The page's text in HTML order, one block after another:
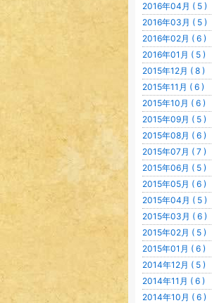
2016年04月 ( 5 )
2016年03月 ( 5 )
2016年02月 ( 6 )
2016年01月 ( 5 )
2015年12月 ( 8 )
2015年11月 ( 6 )
2015年10月 ( 6 )
2015年09月 ( 5 )
2015年08月 ( 6 )
2015年07月 ( 7 )
2015年06月 ( 5 )
2015年05月 ( 6 )
2015年04月 ( 5 )
2015年03月 ( 6 )
2015年02月 ( 5 )
2015年01月 ( 6 )
2014年12月 ( 5 )
2014年11月 ( 6 )
2014年10月 ( 6 )